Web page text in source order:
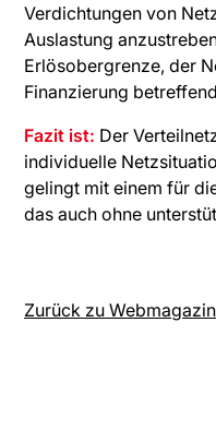
Verdichtungen von
Auslastung
Erlösobergrenze, der
Finanzierung
Fazit ist: Der
individuelle
gelingt mit einem für
das auch ohne
Zurück zu Webmagazin